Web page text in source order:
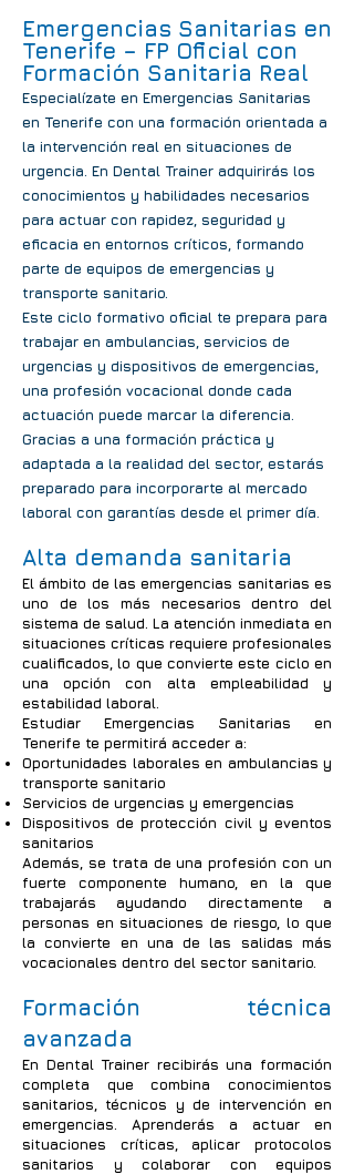
Emergencias Sanitarias en
Tenerife – FP Oficial con
Formación Sanitaria Real
Especialízate en Emergencias Sanitarias
en Tenerife con una formación orientada a
la intervención real en situaciones de
urgencia. En Dental Trainer adquirirás los
conocimientos y habilidades necesarios
para actuar con rapidez, seguridad y
eficacia en entornos críticos, formando
parte de equipos de emergencias y
transporte sanitario.
Este ciclo formativo oficial te prepara para
trabajar en ambulancias, servicios de
urgencias y dispositivos de emergencias,
una profesión vocacional donde cada
actuación puede marcar la diferencia.
Gracias a una formación práctica y
adaptada a la realidad del sector, estarás
preparado para incorporarte al mercado
laboral con garantías desde el primer día.
Alta demanda sanitaria
El ámbito de las emergencias sanitarias es
uno de los más necesarios dentro del
sistema de salud. La atención inmediata en
situaciones críticas requiere profesionales
cualificados, lo que convierte este ciclo en
una opción con alta empleabilidad y
estabilidad laboral.
Estudiar Emergencias Sanitarias en
Tenerife te permitirá acceder a:
Oportunidades laborales en ambulancias y
transporte sanitario
Servicios de urgencias y emergencias
Dispositivos de protección civil y eventos
sanitarios
Además, se trata de una profesión con un
fuerte componente humano, en la que
trabajarás ayudando directamente a
personas en situaciones de riesgo, lo que
la convierte en una de las salidas más
vocacionales dentro del sector sanitario.
Formación técnica
avanzada
En Dental Trainer recibirás una formación
completa que combina conocimientos
sanitarios, técnicos y de intervención en
emergencias. Aprenderás a actuar en
situaciones críticas, aplicar protocolos
sanitarios y colaborar con equipos